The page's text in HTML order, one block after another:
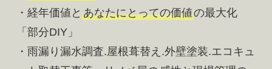
・経年価値と あなたにとっての価値の最大化
「部分DIY」
・雨漏り漏水調査.屋根葺替え.外壁塗装.エコキュ